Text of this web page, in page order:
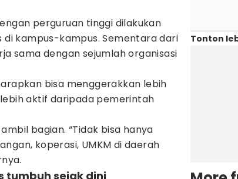
perguruan tinggi dilakukan
kampus-kampus. Sementara dari
sama dengan sejumlah organisasi
bisa menggerakkan lebih
aktif daripada pemerintah
bagian. “Tidak bisa hanya
koperasi, UMKM di daerah
tumbuh sejak dini
Tonton